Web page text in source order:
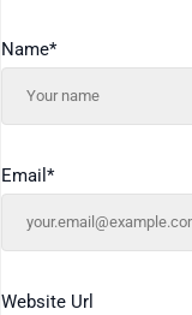
Name*
Email *
Website Url